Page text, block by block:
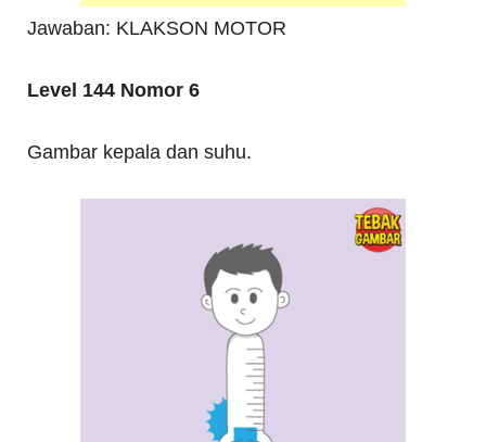
Jawaban: KLAKSON MOTOR
Level 144 Nomor 6
Gambar kepala dan suhu.